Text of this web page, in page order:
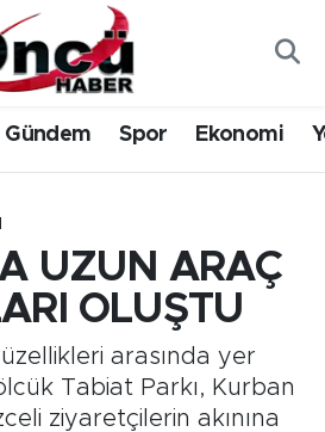
Gündem Spor Ekonomi
UZUN ARAÇ
OLUŞTU
arasında yer
Tabiat Parkı, Kurban
ziyaretçilerin akınına
Eczaneler
Haritası
Durumu ve Fikstür